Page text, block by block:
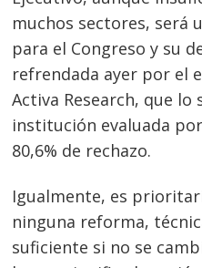
muchos sectores, será
para el Congreso y su
refrendada ayer por el
Activa Research, que
institución evaluada
80,6% de rechazo.
Igualmente, es
ninguna reforma,
suficiente si no se
entradas